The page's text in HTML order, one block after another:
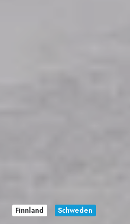
Finnland Schweden